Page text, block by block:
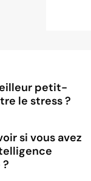
petit-
le stress ?
si vous avez